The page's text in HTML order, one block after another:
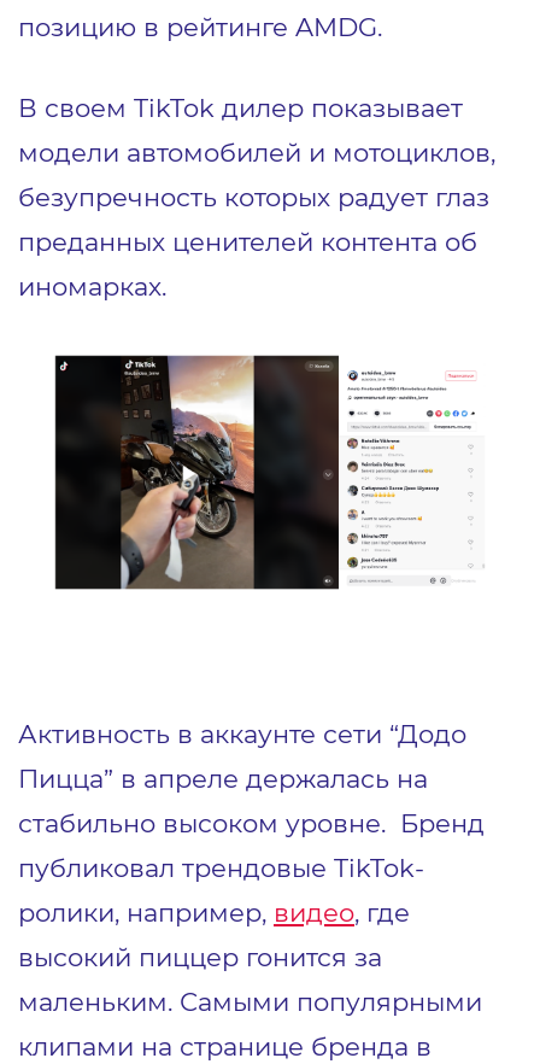
позицию в рейтинге AMDG.
В своем TikTok дилер показывает
модели автомобилей и мотоциклов,
безупречность которых радует глаз
преданных ценителей контента об
иномарках.
Активность в аккаунте сети “Додо
Пицца” в апреле держалась на
стабильно высоком уровне. Бренд
публиковал трендовые TikTok-
ролики, например, видео, где
высокий пиццер гонится за
маленьким. Самыми популярными
клипами на странице бренда в